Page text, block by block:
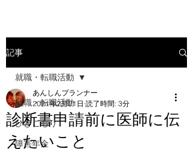
記事
就職・転職活動
ひきこもり
障害年金
就職・転職活動
診断書申請前に医師に伝
えたいこと
あんしんプランナー
2021年2月21日 読了時間: 3分